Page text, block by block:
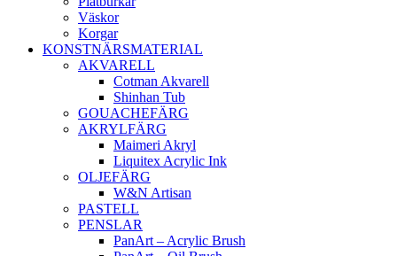
Väskor
Korgar
KONSTNÄRSMATERIAL
AKVARELL
Cotman Akvarell
Shinhan Tub
GOUACHEFÄRG
AKRYLFÄRG
Maimeri Akryl
Liquitex Acrylic Ink
OLJEFÄRG
W&N Artisan
PASTELL
PENSLAR
PanArt – Acrylic Brush